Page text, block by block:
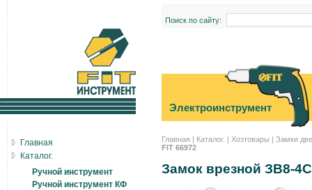
Поиск по сайту:
Электроинструмент
Главная | Каталог. | Хозтовары | Замки
FIT 66972
Замок врезной ЗВ8-
Главная
Каталог.
Ручной инструмент
Ручной инструмент КФ